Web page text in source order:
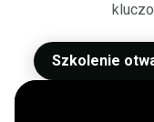
Szkolenie